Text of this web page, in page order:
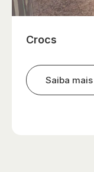
Crocs
Saiba mais